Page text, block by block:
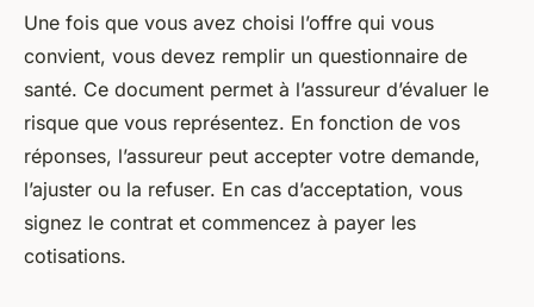
Une fois que vous avez choisi l’offre qui vous
convient, vous devez remplir un questionnaire de
santé. Ce document permet à l’assureur d’évaluer le
risque que vous représentez. En fonction de vos
réponses, l’assureur peut accepter votre demande,
l’ajuster ou la refuser. En cas d’acceptation, vous
signez le contrat et commencez à payer les
cotisations.